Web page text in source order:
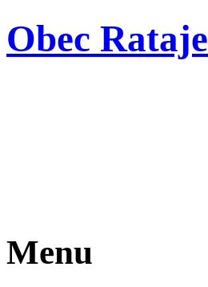
Obec Rataje
Menu